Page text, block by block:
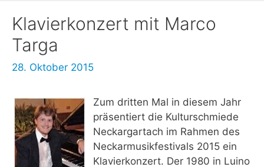
Klavierkonzert mit Marco
Targa
28. Oktober 2015
Zum dritten Mal in diesem Jahr
präsentiert die Kulturschmiede
Neckargartach im Rahmen des
Neckarmusikfestivals 2015 ein
Klavierkonzert. Der 1980 in Luino